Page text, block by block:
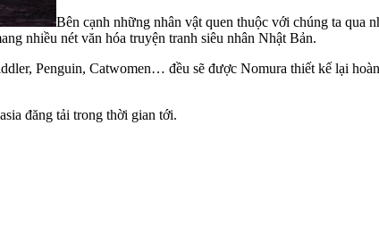
Bên cạnh những nhân vật quen thuộc với chúng ta qua
nhiều nét văn hóa truyện tranh siêu nhân Nhật Bản.
Penguin, Catwomen… đều sẽ được Nomura thiết kế lại
đăng tải trong thời gian tới.